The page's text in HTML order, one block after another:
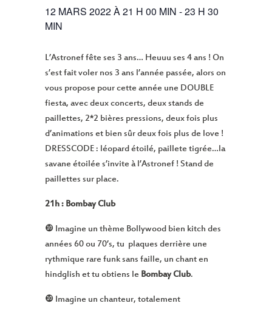
12 MARS 2022 À 21 H 00 MIN -23 H 30
MIN
L’Astronef fête ses 3 ans… Heuuu ses 4 ans ! On
s’est fait voler nos 3 ans l’année passée, alors on
vous propose pour cette année une DOUBLE
fiesta, avec deux concerts, deux stands de
paillettes, 2*2 bières pressions, deux fois plus
d’animations et bien sûr deux fois plus de love !
DRESSCODE : léopard étoilé, paillete tigrée…la
savane étoilée s’invite à l’Astronef ! Stand de
paillettes sur place.
21h : Bombay Club
❿ Imagine un thème Bollywood bien kitch des
années 60 ou 70’s, tu plaques derrière une
rythmique rare funk sans faille, un chant en
hindglish et tu obtiens le Bombay Club.
❿ Imagine un chanteur, totalement